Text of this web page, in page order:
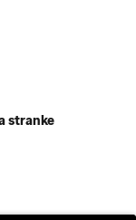
stranke